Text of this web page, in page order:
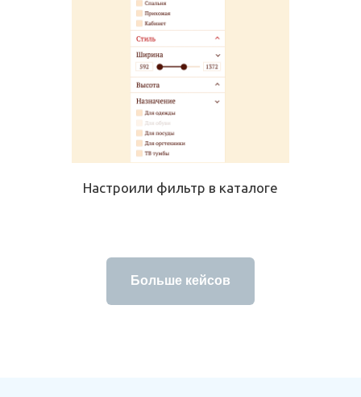
Настроили фильтр в каталоге
Больше кейсов